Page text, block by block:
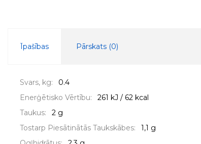
Īpašības Pārskats (0)
Svars, kg:
0.4
Enerģētisko Vērtību:
261 kJ / 62 kcal
Taukus:
2 g
Tostarp Piesātinātās Taukskābes:
1,1 g